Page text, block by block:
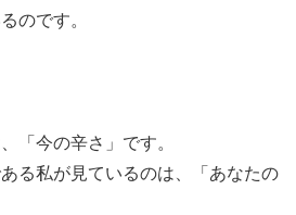
のです。
「今の辛さ」です。
る私が見ているのは、「あなたの